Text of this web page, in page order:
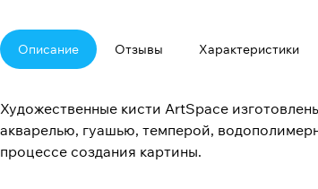
Описание Отзывы Характеристики
Художественные кисти ArtSpace
акварелью, гуашью, темперой,
процессе создания картины.